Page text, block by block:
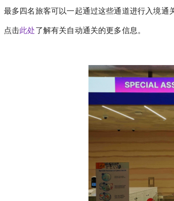
最多四名旅客可以一起通过这些通道进行入境通
点击此处了解有关自动通关的更多信息。